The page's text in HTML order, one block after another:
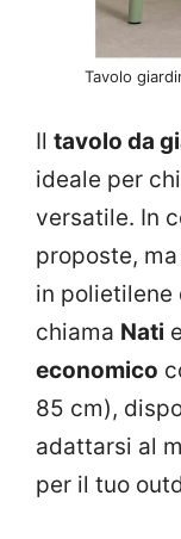
Tavolo
Il tavolo da
ideale per
versatile. In
proposte,
in polietilene
chiama Nati
economico
85 cm),
adattarsi al
per il tuo